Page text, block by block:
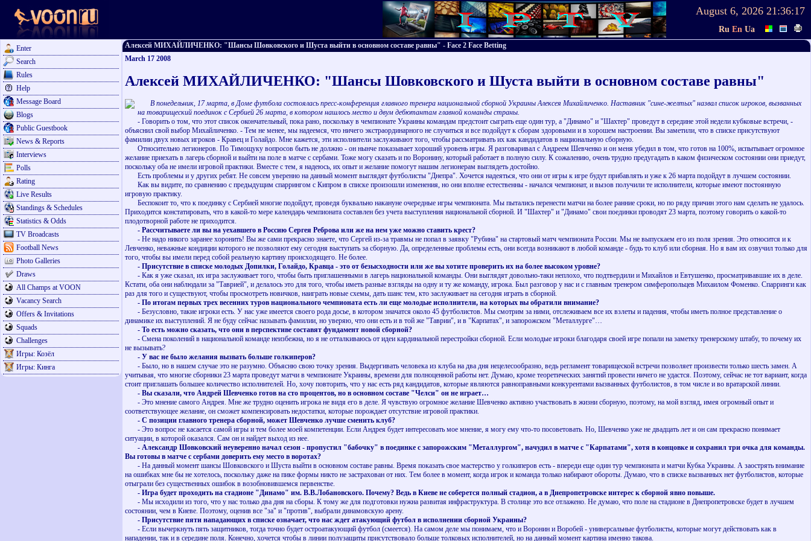
August 6, 2026 21:36:17
Ru En Ua
Enter
Search
Rules
Help
Message Board
Blogs
Public Guestbook
News & Reports
Interviews
Polls
Rating
Live Results
Standings & Schedules
Statistics & Odds
TV Broadcasts
Football News
Photo Galleries
Draws
All Champs at VOON
Vacancy Search
Offers & Invitations
Squads
Challenges
Игры: Козёл
Игры: Кинга
Алексей МИХАЙЛИЧЕНКО: "Шансы Шовковского и Шуста выйти в основном составе равны" - Face 2 Face Betting
March 17 2008
Алексей МИХАЙЛИЧЕНКО: "Шансы Шовковского и Шуста выйти в основном составе равны"
В понедельник, 17 марта, в Доме футбола состоялась пресс-конференция главного тренера национальной сборной Украины Алексея Михайличенко. Наставник "сине-желтых" назвал список игроков, вызванных
на товарищеский поединок с Сербией 26 марта, в котором нашлось место и двум дебютантам главной команды страны.
- Говорить о том, что этот список окончательный, пока рано, поскольку в чемпионате Украины командам предстоит сыграть еще один тур, а "Динамо" и "Шахтер" проведут в середине этой недели кубковые встречи, -
объяснил свой выбор Михайличенко. - Тем не менее, мы надеемся, что ничего экстраординарного не случиться и все подойдут к сборам здоровыми и в хорошем настроении. Вы заметили, что в списке присутствуют
фамилии двух новых игроков - Кравец и Голайдо. Мне кажется, эти исполнители заслуживают того, чтобы рассматривать их как кандидатов в национальную сборную.
Относительно легионеров. По Тимощуку вопросов быть не должно - он нынче показывает хороший уровень игры. Я разговаривал с Андреем Шевченко и он меня убедил в том, что готов на 100%, испытывает огромное
желание приехать в лагерь сборной и выйти на поле в матче с сербами. Тоже могу сказать и по Воронину, который работает в полную силу. К сожалению, очень трудно предугадать в каком физическом состоянии они приедут,
поскольку оба не имели игровой практики. Вместе с тем, я надеюсь, их опыт и желание помогут нашим легионерам выглядеть достойно.
Есть проблемы и у других ребят. Не совсем уверенно на данный момент выглядят футболисты "Днепра". Хочется надеяться, что они от игры к игре будут прибавлять и уже к 26 марта подойдут в лучшем состоянии.
Как вы видите, по сравнению с предыдущим спаррингом с Кипром в списке произошли изменения, но они вполне естественны - начался чемпионат, и вызов получили те исполнители, которые имеют постоянную
игровую практику.
Беспокоит то, что к поединку с Сербией многие подойдут, проведя буквально накануне очередные игры чемпионата. Мы пытались перенести матчи на более ранние сроки, но по ряду причин этого нам сделать не удалось.
Приходится констатировать, что в какой-то мере календарь чемпионата составлен без учета выступления национальной сборной. И "Шахтер" и "Динамо" свои поединки проводят 23 марта, поэтому говорить о какой-то
плодотворной работе не приходится.
- Рассчитываете ли вы на уехавшего в Россию Сергея Реброва или же на нем уже можно ставить крест?
- Не надо никого заранее хоронить! Вы же сами прекрасно знаете, что Сергей из-за травмы не попал в заявку "Рубина" на стартовый матч чемпионата России. Мы не выпускаем его из поля зрения. Это относится и к
Левченко, неважные кондиции которого не позволяют ему сегодня выступать за сборную. Да, определенные проблемы есть, они всегда возникают в любой команде - будь то клуб или сборная. Но я вам их озвучил только для
того, чтобы вы имели перед собой реальную картину происходящего. Не более.
- Присутствие в списке молодых Допилки, Голайдо, Кравца - это от безысходности или же вы хотите проверить их на более высоком уровне?
- Как я уже сказал, их игра заслуживает того, чтобы быть приглашенными в лагерь национальной команды. Они выглядят довольно-таки неплохо, что подтвердили и Михайлов и Евтушенко, просматривавшие их в деле.
Кстати, оба они наблюдали за "Таврией", и делалось это для того, чтобы иметь разные взгляды на одну и ту же команду, игрока. Был разговор у нас и с главным тренером симферопольцев Михаилом Фоменко. Спарринги как
раз для того и существуют, чтобы просмотреть новичков, наиграть новые схемы, дать шанс тем, кто заслуживает на сегодня играть в сборной.
- По итогам первых трех весенних туров национального чемпионата есть ли еще молодые исполнители, на которых вы обратили внимание?
- Безусловно, такие игроки есть. У нас уже имеется своего рода досье, в котором значатся около 45 футболистов. Мы смотрим за ними, отслеживаем все их взлеты и падения, чтобы иметь полное представление о
динамике их выступлений. Я не буду сейчас называть фамилии, но уверяю, что они есть и в той же "Таврии", и в "Карпатах", и запорожском "Металлурге"…
- То есть можно сказать, что они в перспективе составят фундамент новой сборной?
- Смена поколений в национальной команде неизбежна, но я не отталкиваюсь от идеи кардинальной перестройки сборной. Если молодые игроки благодаря своей игре попали на заметку тренерскому штабу, то почему их
не вызывать?
- У вас не было желания вызвать больше голкиперов?
- Было, но в нашем случае это не разумно. Объясню свою точку зрения. Выдергивать человека из клуба на два дня нецелесообразно, ведь регламент товарищеской встречи позволяет произвести только шесть замен. А
учитывая, что многие сборники 23 марта проведут матчи в чемпионате Украины, времени для полноценной работы нет. Думаю, кроме теоретических занятий провести ничего не удастся. Поэтому, сейчас не тот вариант, когда
стоит приглашать большее количество исполнителей. Но, хочу повторить, что у нас есть ряд кандидатов, которые являются равноправными конкурентами вызванных футболистов, в том числе и во вратарской линии.
- Вы сказали, что Андрей Шевченко готов на сто процентов, но в основном составе "Челси" он не играет…
- Это мнение самого Андрея. Мне же трудно оценить игрока не видя его в деле. Я чувствую огромное желание Шевченко активно участвовать в жизни сборную, поэтому, на мой взгляд, имея огромный опыт и
соответствующее желание, он сможет компенсировать недостатки, которые порождает отсутствие игровой практики.
- С позиции главного тренера сборной, может Шевченко лучше сменить клуб?
- Это вопрос не касается самой игры и тем более моей компетенции. Если Андрея будет интересовать мое мнение, я могу ему что-то посоветовать. Но, Шевченко уже не двадцать лет и он сам прекрасно понимает
ситуации, в которой оказался. Сам он и найдет выход из нее.
- Александр Шовковский неуверенно начал сезон - пропустил "бабочку" в поединке с запорожским "Металлургом", начудил в матче с "Карпатами", хотя в концовке и сохранил три очка для команды.
Вы готовы в матче с сербами доверить ему место в воротах?
- На данный момент шансы Шовковского и Шуста выйти в основном составе равны. Время показать свое мастерство у голкиперов есть - впереди еще один тур чемпионата и матчи Кубка Украины. А заострять внимание
на ошибках мне бы не хотелось, поскольку даже на пике формы никто не застрахован от них. Тем более в момент, когда игрок и команда только набирают обороты. Думаю, что в списке вызванных нет футболистов, которые
отыграли без существенных ошибок в возобновившемся первенстве.
- Игра будет проходить на стадионе "Динамо" им. В.В.Лобановского. Почему? Ведь в Киеве не соберется полный стадион, а в Днепропетровске интерес к сборной явно повыше.
- Мы исходили из того, что у нас только два дня на сборы. К тому же для подготовки нужна развитая инфраструктура. В столице это все отлажено. Не думаю, что поле на стадионе в Днепропетровске будет в лучшем
состоянии, чем в Киеве. Поэтому, оценив все "за" и "против", выбрали динамовскую арену.
- Присутствие пяти нападающих в списке означает, что нас ждет атакующий футбол в исполнении сборной Украины?
- Если вычеркнуть пять защитников, тогда точно будет остроатакующий футбол (смеется). На самом деле мы понимаем, что и Воронин и Воробей - универсальные футболисты, которые могут действовать как в
нападении, так и в середине поля. Конечно, хочется чтобы в линии полузащиты присутствовало больше толковых исполнителей, но на данный момент картина именно такова.